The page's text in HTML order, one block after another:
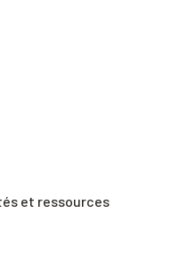
et ressources